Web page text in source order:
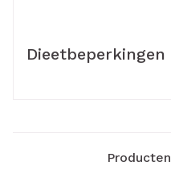
Dieetbeperkingen
Producten